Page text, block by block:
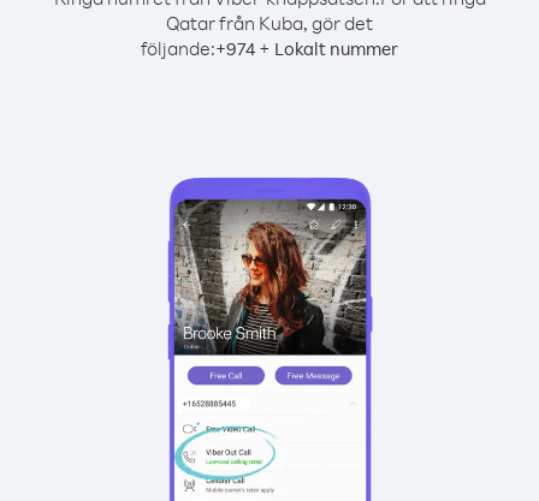
Qatar från Kuba, gör det
följande:+974 + Lokalt nummer